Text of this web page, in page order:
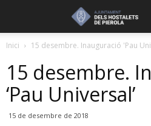
Inici 15 desembre. Inauguració 'Pau
15 desembre.
‘Pau Universal’
15 de desembre de 2018